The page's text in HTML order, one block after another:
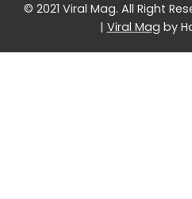
© 2021 Viral Mag. All Right
| Viral Mag by